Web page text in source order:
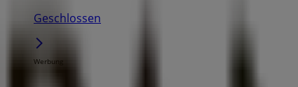
Geschlossen
Werbung